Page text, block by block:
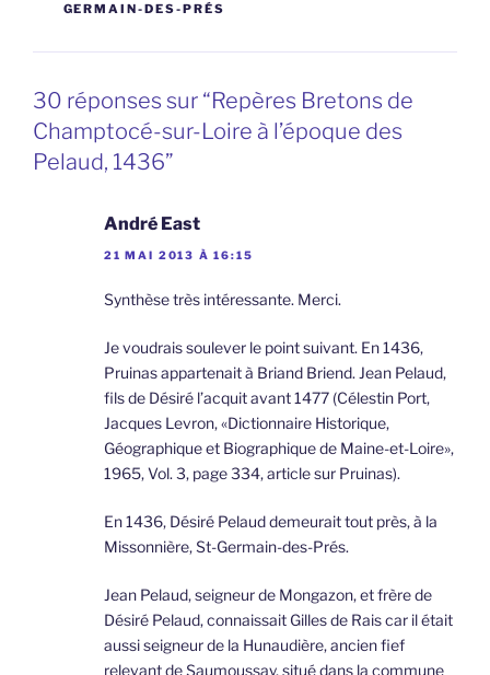
GERMAIN-DES-PRÉS
30 réponses sur “Repères Bretons de
Champtocé-sur-Loire à l’époque des
Pelaud, 1436”
André East
21 MAI 2013 À 16:15
Synthèse très intéressante. Merci.
Je voudrais soulever le point suivant. En 1436,
Pruinas appartenait à Briand Briend. Jean Pelaud,
fils de Désiré l’acquit avant 1477 (Célestin Port,
Jacques Levron, «Dictionnaire Historique,
Géographique et Biographique de Maine-et-Loire»,
1965, Vol. 3, page 334, article sur Pruinas).
En 1436, Désiré Pelaud demeurait tout près, à la
Missonnière, St-Germain-des-Prés.
Jean Pelaud, seigneur de Mongazon, et frère de
Désiré Pelaud, connaissait Gilles de Rais car il était
aussi seigneur de la Hunaudière, ancien fief
relevant de Saumoussay, situé dans la commune